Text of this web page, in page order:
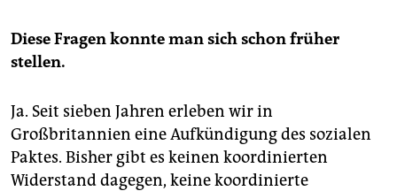
Diese Fragen konnte man sich schon früher
stellen.
Ja. Seit sieben Jahren erleben wir in
Großbritannien eine Aufkündigung des sozialen
Paktes. Bisher gibt es keinen koordinierten
Widerstand dagegen, keine koordinierte